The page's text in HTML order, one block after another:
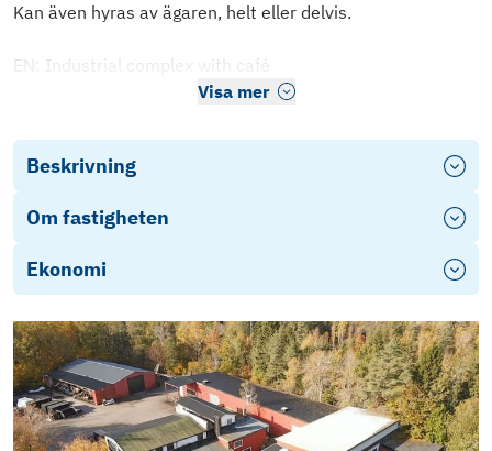
Kan även hyras av ägaren, helt eller delvis.
EN: Industrial complex with café
Visa mer
Beskrivning
Om fastigheten
Ekonomi